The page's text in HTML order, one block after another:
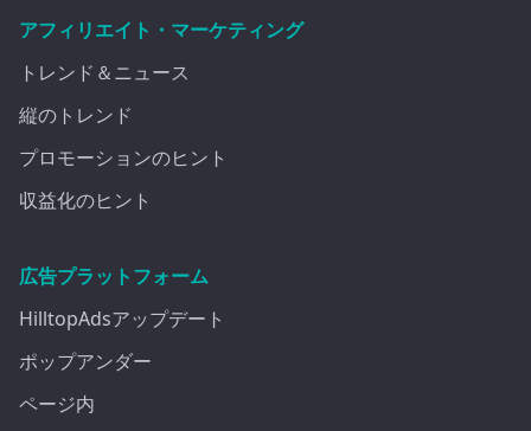
アフィリエイト・マーケティング
トレンド＆ニュース
縦のトレンド
プロモーションのヒント
収益化のヒント
広告プラットフォーム
HilltopAdsアップデート
ポップアンダー
ページ内